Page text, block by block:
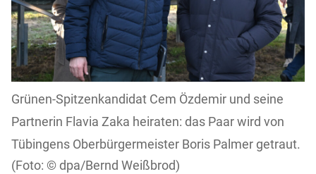
Grünen-Spitzenkandidat Cem Özdemir und seine
Partnerin Flavia Zaka heiraten: das Paar wird von
Tübingens Oberbürgermeister Boris Palmer getraut.
dpa/Bernd Weißbrod)